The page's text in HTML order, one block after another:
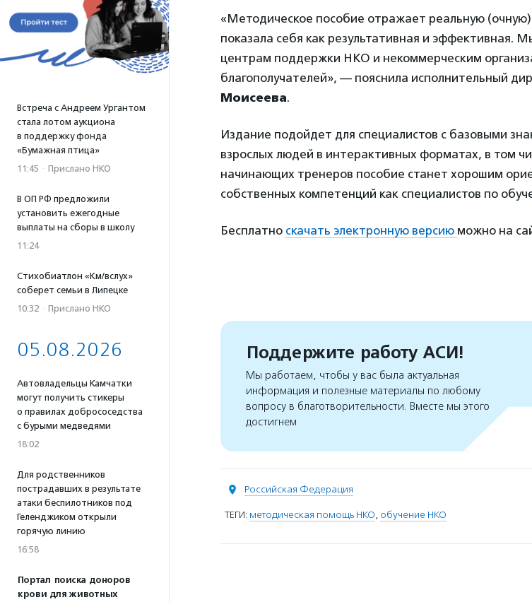
Встреча с Андреем Ургантом
стала лотом аукциона
в поддержку фонда
«Бумажная птица»
11:45 · Прислано НКО
В ОП РФ предложили
установить ежегодные
выплаты на сборы в школу
11:24
Стихобиатлон «Км/вслух»
соберет семьи в Липецке
10:32 · Прислано НКО
05.08.2026
Автовладельцы Камчатки
могут получить стикеры
о правилах добрососедства
с бурыми медведями
18:02
Для родственников
пострадавших в результате
атаки беспилотников под
Геленджиком открыли
горячую линию
16:58
Портал поиска доноров
крови для животных
«Методическое пособие отражает реальную
показала себя как результативная и эффективная.
центрам поддержки НКО и некоммерческим
благополучателей», — пояснила исполнительный
Моисеева.
Издание подойдет для специалистов с базовыми
взрослых людей в интерактивных форматах, в том
начинающих тренеров пособие станет хорошим
собственных компетенций как специалистов по
Бесплатно скачать электронную версию можно на
Поддержите работу АСИ!
Мы работаем, чтобы у вас была актуальная
информация и полезные материалы по любому
вопросу в благотворительности. Вместе мы этого
достигнем
Российская Федерация
ТЕГИ: методическая помощь НКО, обучение НКО